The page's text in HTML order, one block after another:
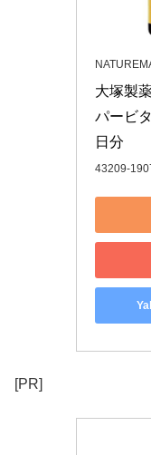
大塚製
パービ
日分
43209-
[PR]